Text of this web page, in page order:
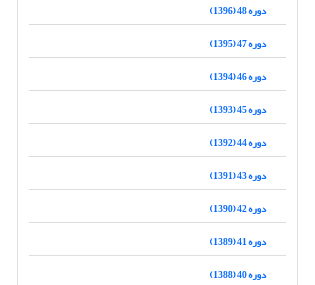
دوره 48 (1396)
دوره 47 (1395)
دوره 46 (1394)
دوره 45 (1393)
دوره 44 (1392)
دوره 43 (1391)
دوره 42 (1390)
دوره 41 (1389)
دوره 40 (1388)